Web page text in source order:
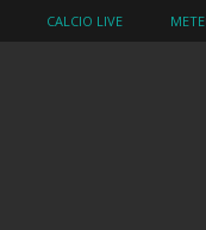
CALCIO LIVE